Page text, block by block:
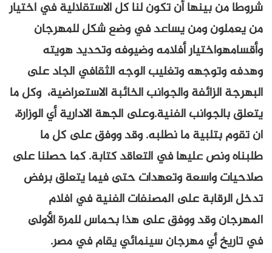
شروطا من بينها أن تكون لنا كل الاستقلالية في اختيار
من يعملون ومن يساعد في وضع شكل للمهرجان
وأقسامهواختيار أفلامه وضيوفه وتحديد هويته
وهدفه وتوجهه وتغليب الوجه الثقافي الجاد على
البهرجة الزائفة والجوانب الخائبة الاستعراضية، وكل ما
يتعلق بالجوانب الفنية.وعلى الجهة الادارية أي الوزارة،
ان تقوم بتلبية ما نطلبه. وقد ووفق على كل ما
طلبناه ونص عليها في التعاقد كتابة. كما حصلنا على
صلاحيات واسعة وتعهدات حتى فيما يتعلق برفض
تدخل الرقابة على المصنفات الفنية في افلام
المهرجان وقد ووفق على هذا بحماس للمرة الأولى
في تاريخ أي مهرجان سينمائي يقام في مصر.